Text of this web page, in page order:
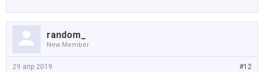
random_
New Member
#12
29 апр 2019